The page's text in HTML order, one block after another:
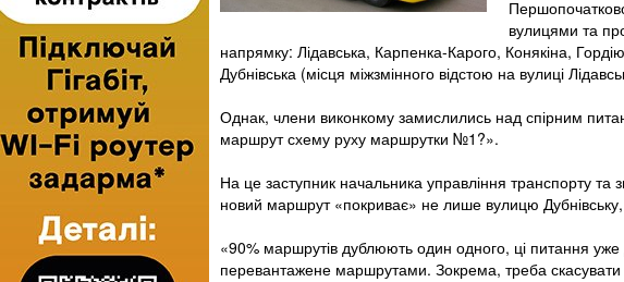
вулицями та
напрямку: Лідавська, Карпенка-Карого, Конякіна,
Дубнівська (місця міжзмінного відстою на вулиці
Однак, члени виконкому замислились над спірним
маршрут схему руху маршрутки №1?».
На це заступник начальника управління транспорту та
новий маршрут «покриває» не лише вулицю
«90% маршрутів дублюють один одного, ці питання уже
перевантажене маршрутами. Зокрема, треба